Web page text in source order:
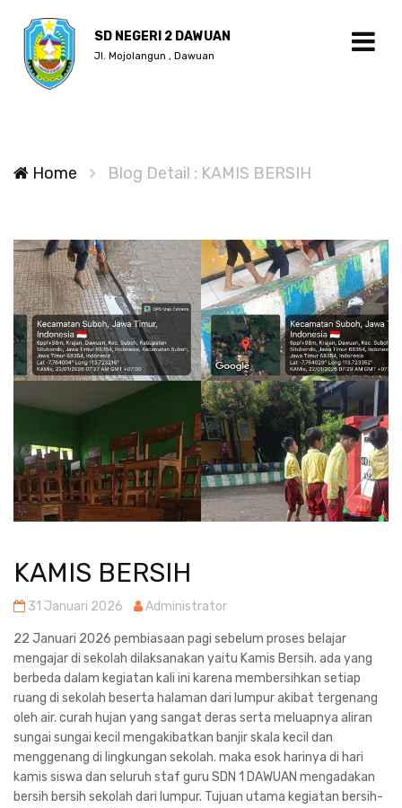
SD NEGERI 2 DAWUAN
Jl. Mojolangun , Dawuan
Home Blog Detail : KAMIS BERSIH
KAMIS BERSIH
31 Januari 2026 Administrator
22 Januari 2026 pembiasaan pagi sebelum proses belajar
mengajar di sekolah dilaksanakan yaitu Kamis Bersih. ada yang
berbeda dalam kegiatan kali ini karena membersihkan setiap
ruang di sekolah beserta halaman dari lumpur akibat tergenang
oleh air. curah hujan yang sangat deras serta meluapnya aliran
sungai sungai kecil mengakibatkan banjir skala kecil dan
menggenang di lingkungan sekolah. maka esok harinya di hari
kamis siswa dan seluruh staf guru SDN 1 DAWUAN mengadakan
bersih bersih sekolah dari lumpur. Tujuan utama kegiatan bersih-